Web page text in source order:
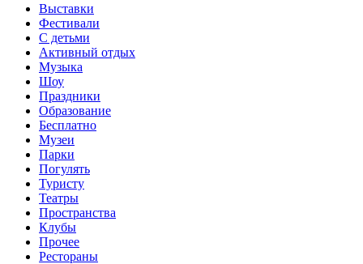
Выставки
Фестивали
С детьми
Активный отдых
Музыка
Шоу
Праздники
Образование
Бесплатно
Музеи
Парки
Погулять
Туристу
Театры
Пространства
Клубы
Прочее
Рестораны